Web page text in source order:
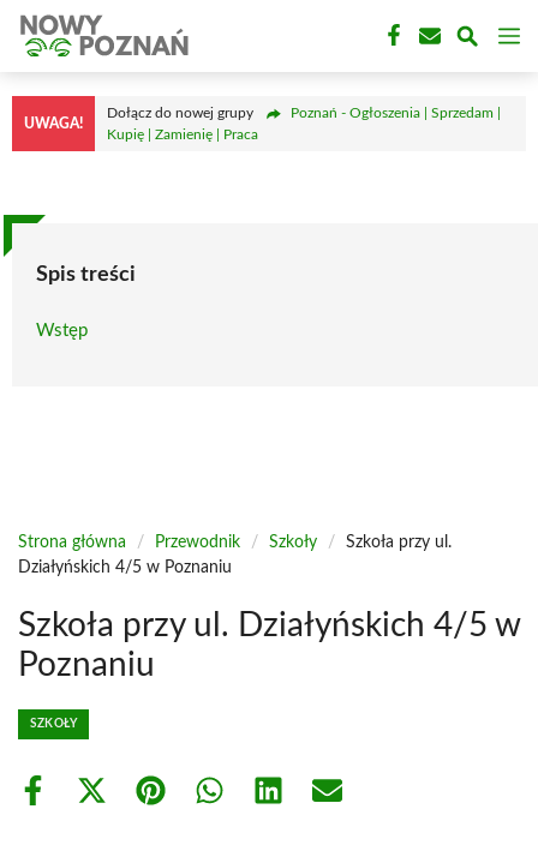
Przejdź
treści
UWAGA!
Dołącz do nowej grupy
Poznań - Ogłoszenia | Sprzedam |
Kupię | Zamienię | Praca
Spis treści
Wstęp
Strona główna / Przewodnik / Szkoły /
Szkoła przy ul.
Działyńskich 4/5 w Poznaniu
Szkoła przy ul. Działyńskich 4/5 w
Poznaniu
SZKOŁY
Share
Share Share Share Share Share